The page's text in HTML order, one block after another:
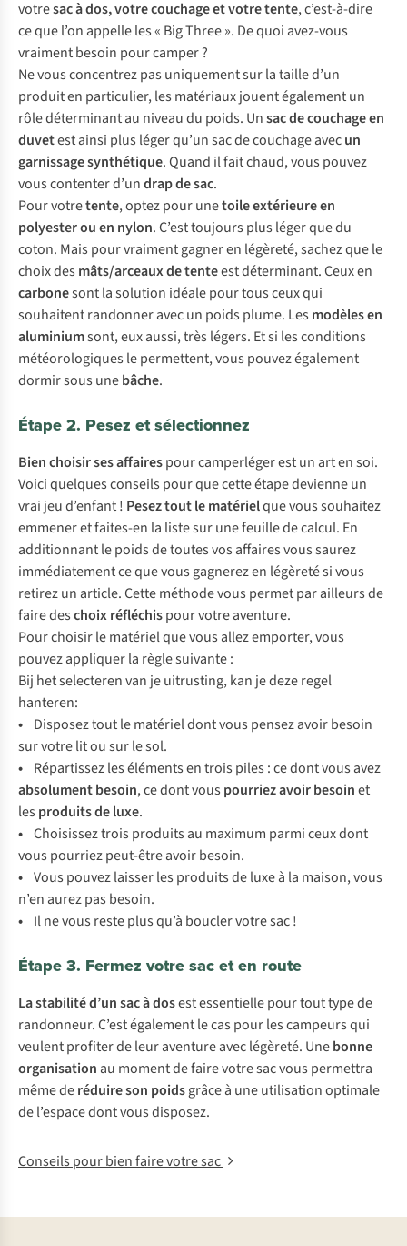
votresac à dos, votre couchage et votre tente, c’est-à-dire
ce que l’on appelle les « Big Three ». De quoi avez-vous
vraiment besoin pour camper ?
Ne vous concentrez pas uniquement sur la taille d’un
produit en particulier, les matériaux jouent également un
rôle déterminant au niveau du poids. Unsac de couchage en
duvetest ainsi plus léger qu’un sac de couchage avecun
garnissage synthétique. Quand il fait chaud, vous pouvez
vous contenter d’undrap de sac.
Pour votretente, optez pour unetoile extérieure en
polyester ou en nylon. C’est toujours plus léger que du
coton. Mais pour vraiment gagner en légèreté, sachez que le
choix des mâts/arceaux de tenteest déterminant. Ceux en
carbonesont la solution idéale pour tous ceux qui
souhaitent randonner avec un poids plume. Les modèles en
aluminiumsont, eux aussi, très légers. Et si les conditions
météorologiques le permettent, vous pouvez également
dormir sous unebâche.
Étape 2. Pesez et sélectionnez
Bienchoisir ses affairespour camperléger est un art en soi.
Voici quelques conseils pour que cette étape devienne un
vrai jeu d’enfant ! Pesez tout le matérielque vous souhaitez
emmener et faites-en la liste sur une feuille de calcul. En
additionnant le poids de toutes vos affaires vous saurez
immédiatement ce que vous gagnerez en légèreté si vous
retirez un article. Cette méthode vous permet par ailleurs de
faire deschoix réfléchispour votre aventure.
Pour choisir le matériel que vous allez emporter, vous
pouvez appliquer la règle suivante :
Bij het selecteren van je uitrusting, kan je deze regel
hanteren:
• Disposez tout le matériel dont vous pensez avoir besoin
sur votre lit ou sur le sol.
• Répartissez les éléments en trois piles : ce dont vous avez
absolument besoin, ce dont vous pourriez avoirbesoinet
les produits de luxe.
• Choisissez trois produits au maximum parmi ceux dont
vous pourriez peut-être avoir besoin.
• Vous pouvez laisser les produits de luxe à la maison, vous
n’en aurez pas besoin.
• Il ne vous reste plus qu’à boucler votre sac !
Étape 3. Fermez votre sac et en route
La stabilité d’un sac à dosest essentielle pour tout type de
randonneur. C’est également le cas pour les campeurs qui
veulent profiter de leur aventure avec légèreté. Unebonne
organisation au moment de faire votre sac vous permettra
même deréduire son poidsgrâce à une utilisation optimale
de l’espace dont vous disposez.
Conseils pour bien faire votre sac